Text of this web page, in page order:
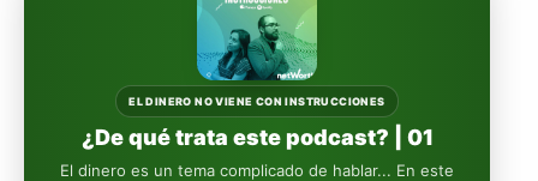
Principal
Sura
Insignia Life
EL DINERO NO VIENE CON INSTRUCCIONES
¿De qué trata este podcast? | 01
El dinero es un tema complicado de hablar... En este